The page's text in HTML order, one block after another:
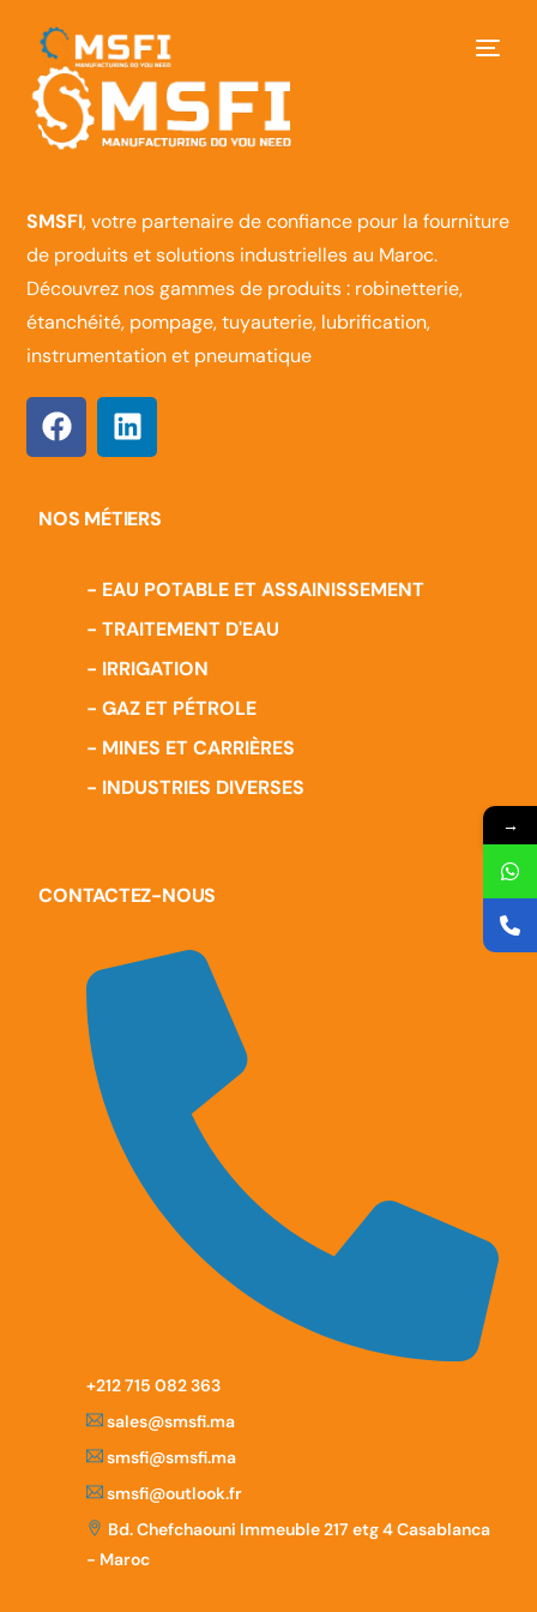
SMSFI, votre partenaire de confiance pour la fourniture
de produits et solutions industrielles au Maroc.
Découvrez nos gammes de produits : robinetterie,
étanchéité, pompage, tuyauterie, lubrification,
instrumentation et pneumatique
NOS MÉTIERS
- EAU POTABLE ET ASSAINISSEMENT
- TRAITEMENT D'EAU
- IRRIGATION
- GAZ ET PÉTROLE
- MINES ET CARRIÈRES
- INDUSTRIES DIVERSES
CONTACTEZ-NOUS
‪+212 715 082 363
sales@smsfi.ma
smsfi@smsfi.ma
smsfi@outlook.fr
Bd. Chefchaouni Immeuble 217 etg 4 Casablanca
- Maroc
→